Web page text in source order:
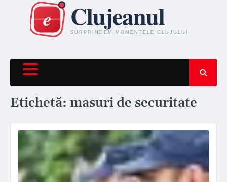
content
Etichetă: masuri de securitate